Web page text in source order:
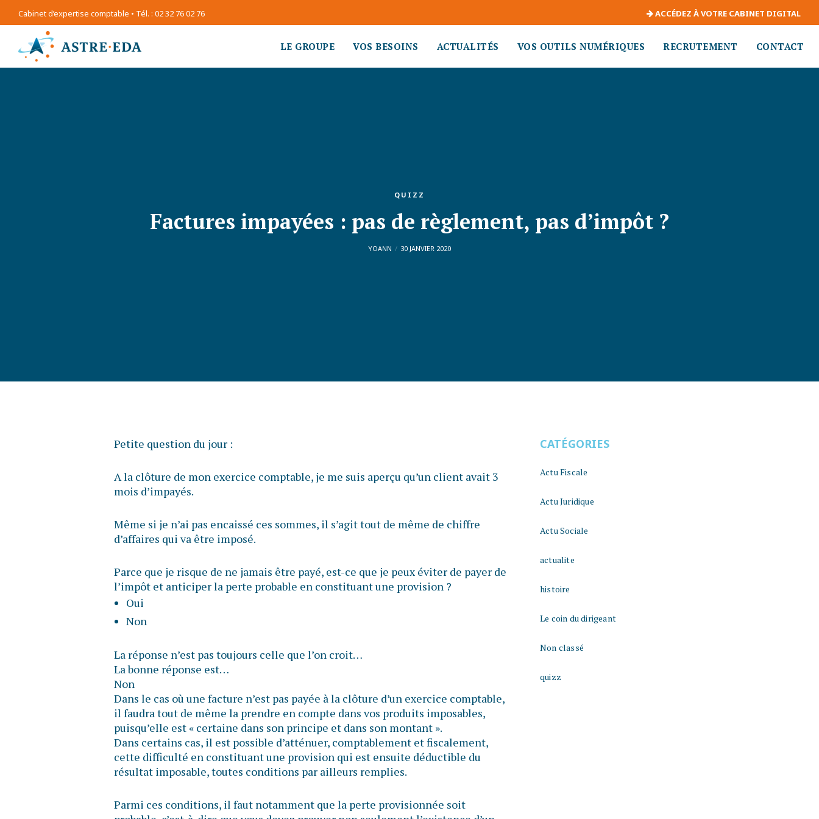
Cabinet d’expertise comptable • Tél. : 02 32 76 02 76 ACCÉDEZ À VOTRE CABINET DIGITAL
LE GROUPE VOS BESOINS ACTUALITÉS VOS OUTILS NUMÉRIQUES RECRUTEMENT CONTACT
QUIZZ
Factures impayées : pas de règlement, pas d’impôt ?
YOANN 30 JANVIER 2020
Petite question du jour :
A la clôture de mon exercice comptable, je me suis aperçu qu’un client avait 3
mois d’impayés.
Même si je n’ai pas encaissé ces sommes, il s’agit tout de même de chiffre
d’affaires qui va être imposé.
Parce que je risque de ne jamais être payé, est-ce que je peux éviter de payer de
l’impôt et anticiper la perte probable en constituant une provision ?
Oui
Non
La réponse n’est pas toujours celle que l’on croit…
La bonne réponse est…
Non
Dans le cas où une facture n’est pas payée à la clôture d’un exercice comptable,
il faudra tout de même la prendre en compte dans vos produits imposables,
puisqu’elle est « certaine dans son principe et dans son montant ».
Dans certains cas, il est possible d’atténuer, comptablement et fiscalement,
cette difficulté en constituant une provision qui est ensuite déductible du
résultat imposable, toutes conditions par ailleurs remplies.
Parmi ces conditions, il faut notamment que la perte provisionnée soit
CATÉGORIES
Actu Fiscale
Actu Juridique
Actu Sociale
actualite
histoire
Le coin du dirigeant
Non classé
quizz